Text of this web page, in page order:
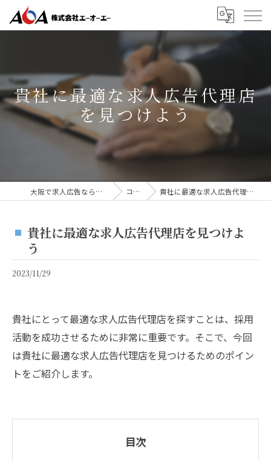
貴社に最適な求人広告代理店
を見つけよう
大阪で求人広告なら株式会社AOA コラム 貴社に最適な求人広告代理店を見つけよう
貴社に最適な求人広告代理店を見つけよ
う
2023/11/29
貴社にとって最適な求人広告代理店を探すことは、採用
活動を成功させるために非常に重要です。そこで、今回
は貴社に最適な求人広告代理店を見つけるためのポイン
トをご紹介します。
目次